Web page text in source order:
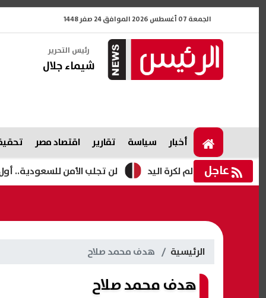
الجمعة 07 أغسطس 2026 الموافق 24 صفر 1448
رئيس التحرير
شيماء جلال
أخبار سياسة تقارير اقتصاد مصر
عاجل لن تجلب الأمن للسعودية.. أول تعليق العالم لكرة اليد
الرئيسية هدف محمد صلاح
هدف محمد صلاح